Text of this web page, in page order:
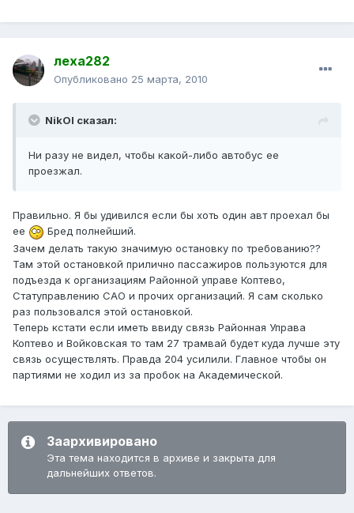
леха282
Опубликовано 25 марта, 2010
NikOl сказал:
Ни разу не видел, чтобы какой-либо автобус ее
проезжал.
Правильно. Я бы удивился если бы хоть один авт проехал бы
ее
Бред полнейший.
Зачем делать такую значимую остановку по требованию??
Там этой остановкой прилично пассажиров пользуются для
подъезда к организациям Районной управе Коптево,
Статуправлению САО и прочих организаций. Я сам сколько
раз пользовался этой остановкой.
Теперь кстати если иметь ввиду связь Районная Управа
Коптево и Войковская то там 27 трамвай будет куда лучше эту
связь осуществлять. Правда 204 усилили. Главное чтобы он
партиями не ходил из за пробок на Академической.
Заархивировано
Эта тема находится в архиве и закрыта для
дальнейших ответов.